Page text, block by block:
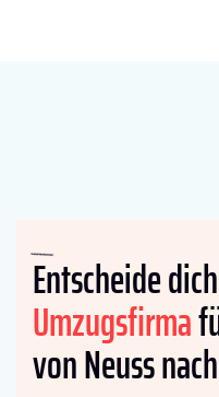
Entscheide
Umzugsfirma
von Neuss